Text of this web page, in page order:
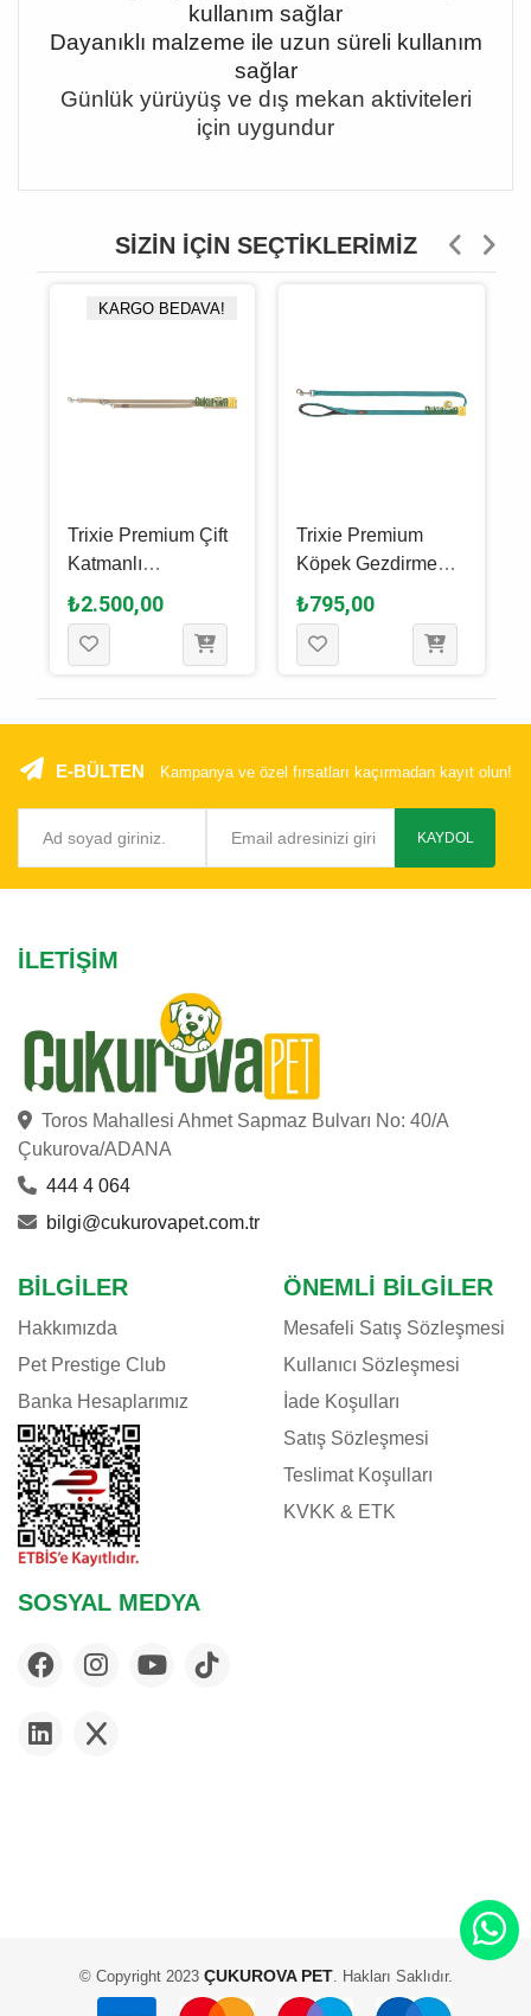
kullanım sağlar
Dayanıklı malzeme ile uzun süreli kullanım
sağlar
Günlük yürüyüş ve dış mekan aktiviteleri
için uygundur
SIZIN İÇIN SEÇTIKLERIMIZ
KARGO BEDAVA!
Trixie Premium Çift
Katmanlı
Ayarlanabilir Köpek
Gezdirme Kayışı L -
XL, Kum Beji, 2 M x
₺2.500,00
Trixie Premium
Köpek Gezdirme
Kayışı Xs, Su Yeşili,
1.2 M - 10 Mm
₺795,00
E-BÜLTEN Kampanya ve özel fırsatları kaçırmadan kayıt olun!
KAYDOL
İLETIŞIM
Toros Mahallesi Ahmet Sapmaz Bulvarı No: 40/A
Çukurova/ADANA
444 4 064
bilgi@cukurovapet.com.tr
BILGILER
Hakkımızda
Pet Prestige Club
Banka Hesaplarımız
ÖNEMLI BILGILER
Mesafeli Satış Sözleşmesi
Kullanıcı Sözleşmesi
İade Koşulları
Satış Sözleşmesi
Teslimat Koşulları
KVKK & ETK
SOSYAL MEDYA
© Copyright 2023ÇUKUROVA PET. Hakları Saklıdır.